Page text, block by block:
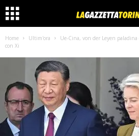
Home Ultim'ora
Ue-Cina, von der Leyen paladina
con Xi